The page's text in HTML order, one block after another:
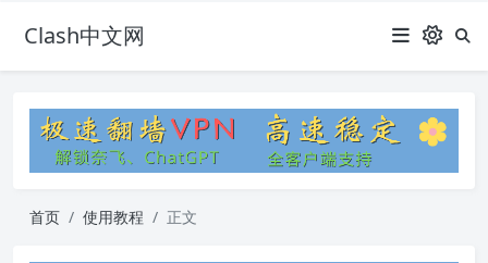
Clash中文网
首页 使用教程 正文